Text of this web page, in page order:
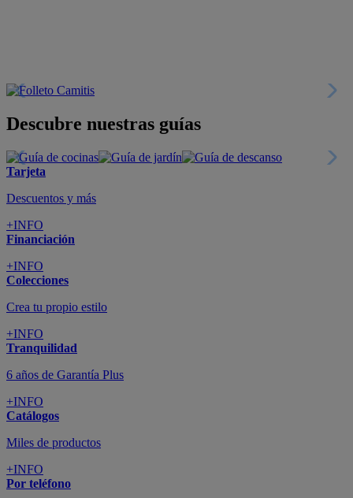
Descubre nuestras guías
Tarjeta
Descuentos y más
+INFO
Financiación
+INFO
Colecciones
Crea tu propio estilo
+INFO
Tranquilidad
6 años de Garantía Plus
+INFO
Catálogos
Miles de productos
+INFO
Por teléfono